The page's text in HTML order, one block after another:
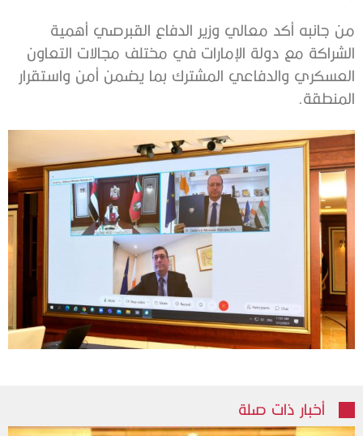
من جانبه أكد معالي وزير الدفاع القبرصي أهمية
الشراكة مع دولة الإمارات في مختلف مجالات التعاون
العسكري والدفاعي المشترك بما يضمن أمن واستقرار
المنطقة.
أخبار ذات صلة